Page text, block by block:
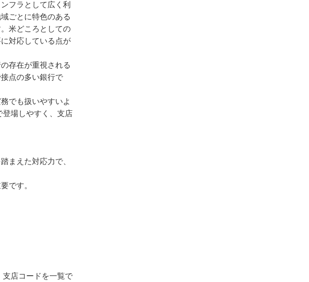
フラとして広く利
ごとに特色のある
米どころとしての
対応している点が
存在が重視される
点の多い銀行で
でも扱いやすいよ
登場しやすく、支店
まえた対応力で、
です。
支店コードを一覧で